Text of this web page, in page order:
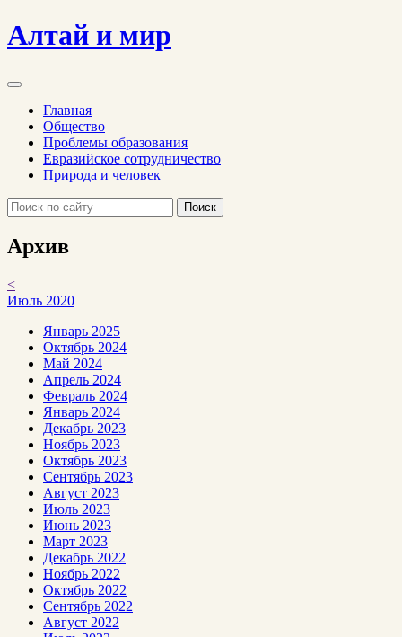
Алтай и мир
Главная
Общество
Проблемы образования
Евразийское сотрудничество
Природа и человек
Поиск
Архив
<
Июль 2020
Январь 2025
Октябрь 2024
Май 2024
Апрель 2024
Февраль 2024
Январь 2024
Декабрь 2023
Ноябрь 2023
Октябрь 2023
Сентябрь 2023
Август 2023
Июль 2023
Июнь 2023
Март 2023
Декабрь 2022
Ноябрь 2022
Октябрь 2022
Сентябрь 2022
Август 2022